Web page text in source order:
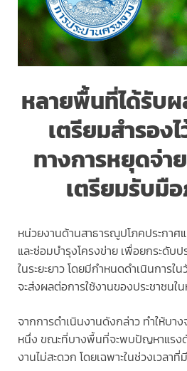
หลายพื้นที่ได้รับผ
เตรียมสำรอง
ทางการหยุดจ่า
เตรียมรับมื
หน่วยงานด้านสาธารณูปโภคประกาศ
และซ่อมบำรุงโครงข่าย เพื่อยกระดับ
ในระยะยาว โดยมีกำหนดดำเนินการใ
จะส่งผลต่อการใช้งานของประชาชนใ
จากการดำเนินงานดังกล่าว ทำให้บาง
หนึ่ง ขณะที่บางพื้นที่จะพบปัญหาแรง
งานไม่สะดวก โดยเฉพาะในช่วงเวลา